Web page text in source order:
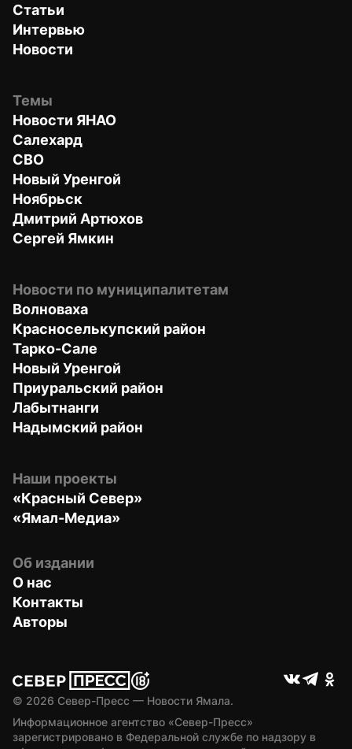
Статьи
Интервью
Новости
Темы
Новости ЯНАО
Салехард
СВО
Новый Уренгой
Ноябрьск
Дмитрий Артюхов
Сергей Ямкин
Новости по муниципалитетам
Волноваха
Красноселькупский район
Тарко-Сале
Новый Уренгой
Приуральский район
Лабытнанги
Надымский район
Наши проекты
«Красный Север»
«Ямал-Медиа»
Об издании
О нас
Контакты
Авторы
© 2026 Север-Пресс — Новости Ямала.
Информационное агентство «Север-Пресс»
зарегистрировано в Федеральной службе по надзору в